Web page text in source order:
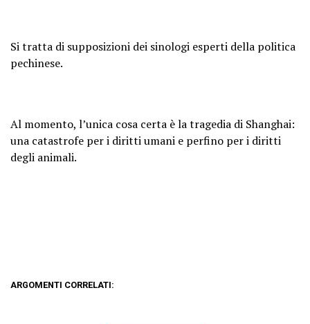
Si tratta di supposizioni dei sinologi esperti della politica
pechinese.
Al momento, l’unica cosa certa è la tragedia di Shanghai:
una catastrofe per i diritti umani e perfino per i diritti
degli animali.
ARGOMENTI CORRELATI: